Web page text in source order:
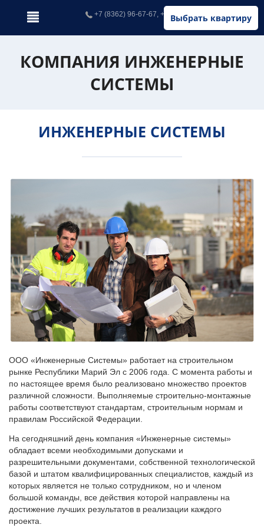
Выбрать квартиру
+7 (8362) 96-67-67, +7 (902) 326-67-67
КОМПАНИЯ ИНЖЕНЕРНЫЕ
СИСТЕМЫ
ИНЖЕНЕРНЫЕ СИСТЕМЫ
ООО «Инженерные Системы» работает на строительном
рынке Республики Марий Эл с 2006 года. С момента работы и
по настоящее время было реализовано множество проектов
различной сложности. Выполняемые строительно-монтажные
работы соответствуют стандартам, строительным нормам и
правилам Российской Федерации.
На сегодняшний день компания «Инженерные системы»
обладает всеми необходимыми допусками и
разрешительными документами, собственной технологической
базой и штатом квалифицированных специалистов, каждый из
которых является не только сотрудником, но и членом
большой команды, все действия которой направлены на
достижение лучших результатов в реализации каждого
проекта.